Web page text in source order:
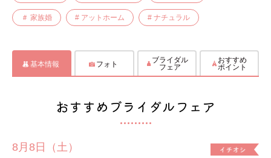
＃ 家族婚 # アットホーム # ナチュラル
基本情報 フォト
ブライダル
フェア
おすすめ
ポイント
おすすめブライダルフェア
8月8日（土）